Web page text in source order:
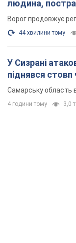
людина,
Ворог продовжує
44 хвилини тому
У Сизрані
піднявся
Самарську область
4 години тому 3,0 т.